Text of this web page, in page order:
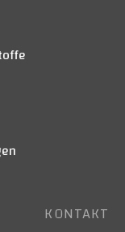
KONTAKT